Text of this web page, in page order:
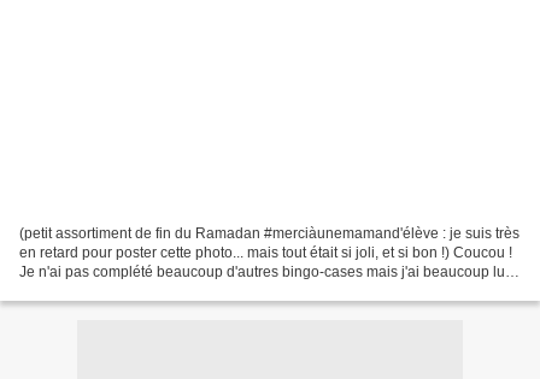
(petit assortiment de fin du Ramadan #merciàunemamand'élève : je suis très
en retard pour poster cette photo... mais tout était si joli, et si bon !) Coucou !
Je n'ai pas complété beaucoup d'autres bingo-cases mais j'ai beaucoup lu